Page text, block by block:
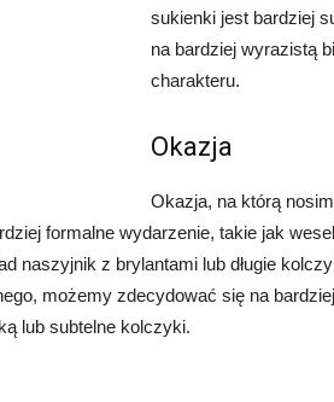
sukienki jest bardziej
na bardziej wyrazistą
charakteru.
Okazja
Okazja, na którą
formalne wydarzenie, takie jak
naszyjnik z brylantami lub długie
możemy zdecydować się na
lub subtelne kolczyki.